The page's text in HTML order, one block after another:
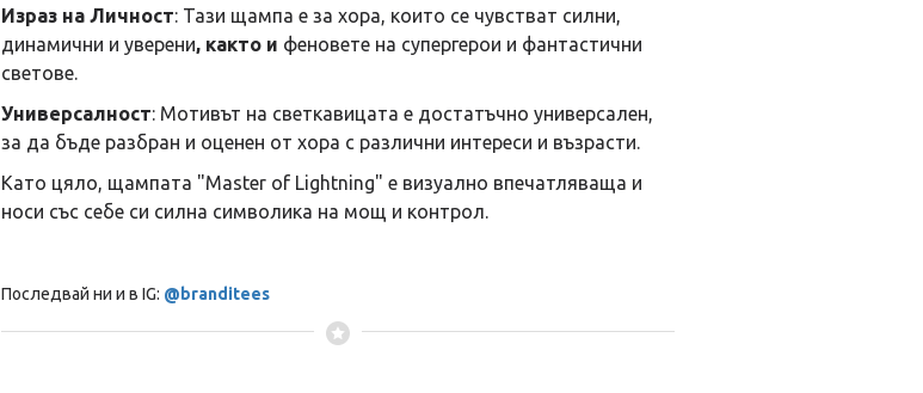
Израз на Личност: Тази щампа е за хора, които се чувстват силни,
динамични и уверени, както и феновете на супергерои и фантастични
светове.
Универсалност: Мотивът на светкавицата е достатъчно универсален,
за да бъде разбран и оценен от хора с различни интереси и възрасти.
Като цяло, щампата "Master of Lightning" е визуално впечатляваща и
носи със себе си силна символика на мощ и контрол.
Последвай ни и в IG: @branditees